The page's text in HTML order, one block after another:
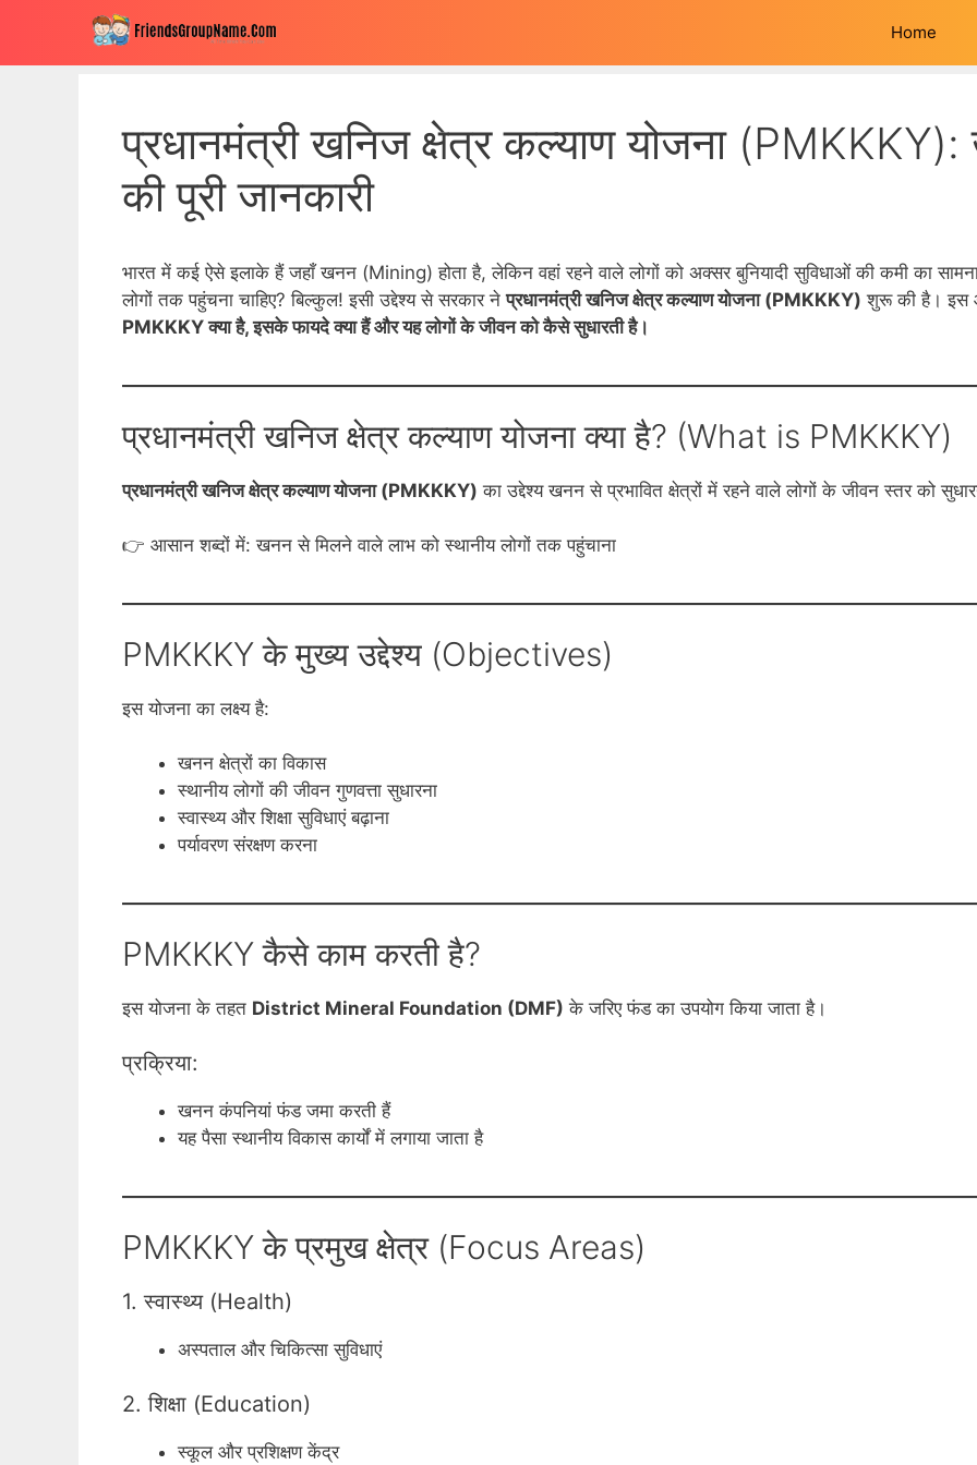
content
Home
प्रधानमंत्री खनिज क्षेत्र कल्याण योजना
की पूरी जानकारी
भारत में कई ऐसे इलाके हैं जहाँ खनन (Mining) होता है, लेकिन वहां रहने वाले लोगों को अक्सर बुनियादी सुविधाओं की कमी का
लोगों तक पहुंचना चाहिए? बिल्कुल! इसी उद्देश्य से सरकार नेप्रधानमंत्री खनिज क्षेत्र कल्याण योजना (PMKKKY) शुरू की है। इस
PMKKKY क्या है, इसके फायदे क्या हैं और यह लोगों के जीवन को कैसे सुधारती है।
प्रधानमंत्री खनिज क्षेत्र कल्याण योजना क्या है? (What is PMKKKY)
प्रधानमंत्री खनिज क्षेत्र कल्याण योजना (PMKKKY) का उद्देश्य खनन से प्रभावित क्षेत्रों में रहने वाले लोगों के जीवन स्तर को
👉 आसान शब्दों में: खनन से मिलने वाले लाभ को स्थानीय लोगों तक पहुंचाना
PMKKKY के मुख्य उद्देश्य (Objectives)
इस योजना का लक्ष्य है:
खनन क्षेत्रों का विकास
स्थानीय लोगों की जीवन गुणवत्ता सुधारना
स्वास्थ्य और शिक्षा सुविधाएं बढ़ाना
पर्यावरण संरक्षण करना
PMKKKY कैसे काम करती है?
इस योजना के तहत District Mineral Foundation (DMF) के जरिए फंड का उपयोग किया जाता है।
प्रक्रिया:
खनन कंपनियां फंड जमा करती हैं
यह पैसा स्थानीय विकास कार्यों में लगाया जाता है
PMKKKY के प्रमुख क्षेत्र (Focus Areas)
1. स्वास्थ्य (Health)
अस्पताल और चिकित्सा सुविधाएं
2. शिक्षा (Education)
स्कूल और प्रशिक्षण केंद्र